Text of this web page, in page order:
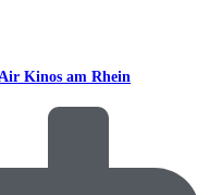
Kinos am Rhein